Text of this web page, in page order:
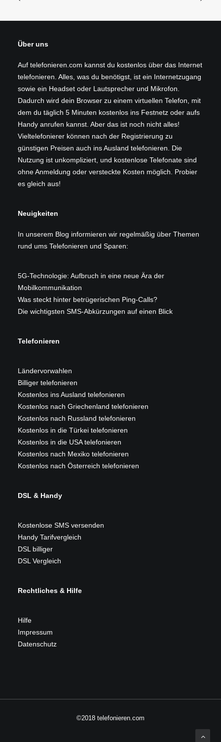
Über uns
Auf telefonieren.com kannst du kostenlos über das Internet
telefonieren. Alles, was du benötigst, ist ein Internetzugang
sowie ein Headset oder Lautsprecher und Mikrofon.
Dadurch wird dein Browser zu einem virtuellen Telefon, mit
dem du täglich 5 Minuten kostenlos ins Festnetz oder aufs
Handy anrufen kannst. Aber das ist noch nicht alles!
Vieltelefonierer können nach der Registrierung zu
günstigen Preisen auch ins Ausland telefonieren. Die
Nutzung ist unkompliziert, und kostenlose Telefonate sind
ohne Anmeldung oder versteckte Kosten möglich. Probier
es gleich aus!
Neuigkeiten
In unserem Blog informieren wir regelmäßig über Themen
rund ums Telefonieren und Sparen:
5G-Technologie: Aufbruch in eine neue Ära der
Mobilkommunikation
Was steckt hinter betrügerischen Ping-Calls?
Die wichtigsten SMS-Abkürzungen auf einen Blick
Telefonieren
Ländervorwahlen
Billiger telefonieren
Kostenlos ins Ausland telefonieren
Kostenlos nach Griechenland telefonieren
Kostenlos nach Russland telefonieren
Kostenlos in die Türkei telefonieren
Kostenlos in die USA telefonieren
Kostenlos nach Mexiko telefonieren
Kostenlos nach Österreich telefonieren
DSL & Handy
Kostenlose SMS versenden
Handy Tarifvergleich
DSL billiger
DSL Vergleich
Rechtliches & Hilfe
Hilfe
Impressum
Datenschutz
©2018 telefonieren.com